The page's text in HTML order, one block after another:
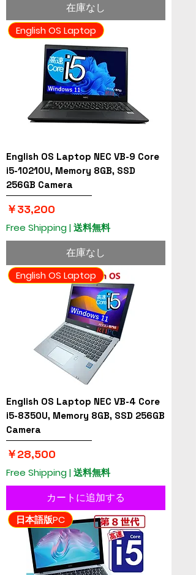
在庫なし
English OS Laptop
English OS Laptop NEC VB-9 Core
i5-10210U, Memory 8GB, SSD
256GB Camera
価格
￥33,200
Free Shipping | 送料無料
在庫なし
English OS Laptop
English OS Laptop NEC VB-4 Core
i5-8350U, Memory 8GB, SSD 256GB
Camera
価格
￥28,500
Free Shipping | 送料無料
カートに追加する
日本語版PC